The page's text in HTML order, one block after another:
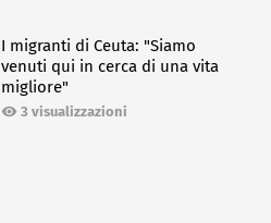
I migranti di Ceuta: "Siamo
venuti qui in cerca di una vita
migliore"
3 visualizzazioni